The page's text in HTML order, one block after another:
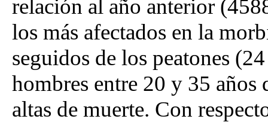
relación al año anterior
los más afectados en la
seguidos de los peatones
hombres entre 20 y 35 años
altas de muerte. Con